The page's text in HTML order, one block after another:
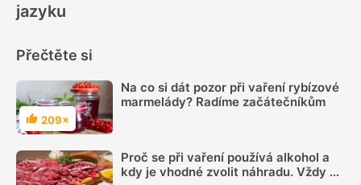
jazyku
Přečtěte si
Hodnocení
209×
Na co si dát pozor při vaření rybízové
marmelády? Radíme začátečníkům
Proč se při vaření používá alkohol a
kdy je vhodné zvolit náhradu. Vždy se